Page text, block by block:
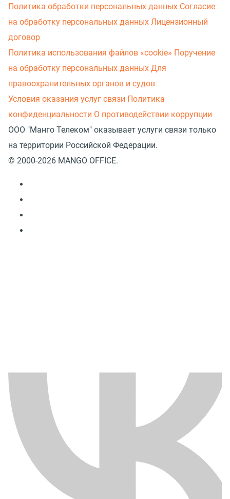
Политика обработки персональных данных Согласие
на обработку персональных данных Лицензионный
договор
Политика использования файлов «cookie» Поручение
на обработку персональных данных Для
правоохранительных органов и судов
Условия оказания услуг связи Политика
конфиденциальности О противодействии коррупции
ООО "Манго Телеком" оказывает услуги связи только
на территории Российской Федерации.
© 2000-2026 MANGO OFFICE.